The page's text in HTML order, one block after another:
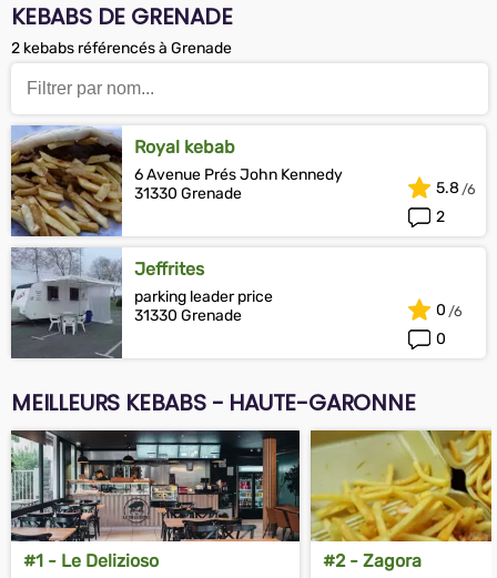
KEBABS DE GRENADE
2 kebabs référencés à Grenade
Royal kebab
6 Avenue Prés John Kennedy
31330 Grenade
2
5.8
Jeffrites
parking leader price
31330 Grenade
0
0
MEILLEURS KEBABS - HAUTE-GARONNE
#1 - Le Delizioso #2 - Zagora